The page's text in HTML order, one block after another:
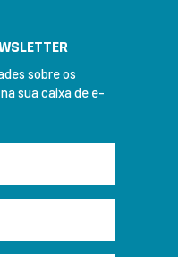
sobre os
sua caixa de e-